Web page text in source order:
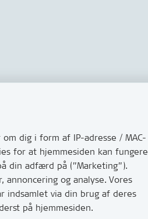
dig i form af IP-adresse / MAC-
for at hjemmesiden kan fungere
din adfærd på (”Marketing”).
og analyse. Vores
indsamlet via din brug af deres
på hjemmesiden.